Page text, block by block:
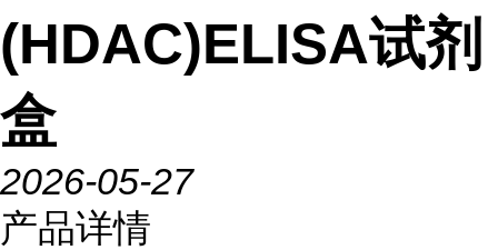
(HDAC)ELISA试剂
盒
2026-05-27
产品详情